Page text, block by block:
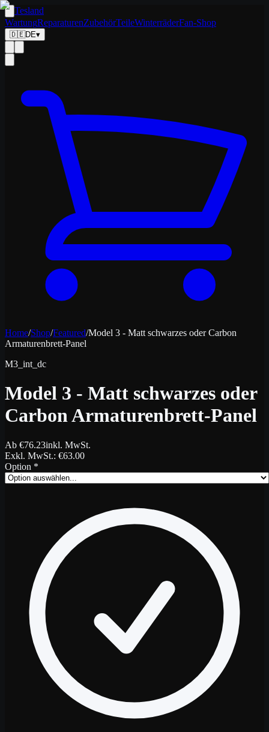
Tesland
WartungReparaturenZubehörTeileWinterräderFan-Shop
🇩🇪DE▾
Home/Shop/Featured/Model 3 - Matt schwarzes oder Carbon
Armaturenbrett-Panel
M3_int_dc
Model 3 - Matt schwarzes oder
Carbon Armaturenbrett-Panel
Ab €76.23inkl. MwSt.
Exkl. MwSt.: €63.00
Option *